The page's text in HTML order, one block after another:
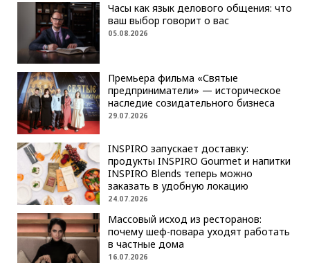
Часы как язык делового общения: что
ваш выбор говорит о вас
05.08.2026
Премьера фильма «Святые
предприниматели» — историческое
наследие созидательного бизнеса
29.07.2026
INSPIRO запускает доставку:
продукты INSPIRO Gourmet и напитки
INSPIRO Blends теперь можно
заказать в удобную локацию
24.07.2026
Массовый исход из ресторанов:
почему шеф-повара уходят работать
в частные дома
16.07.2026